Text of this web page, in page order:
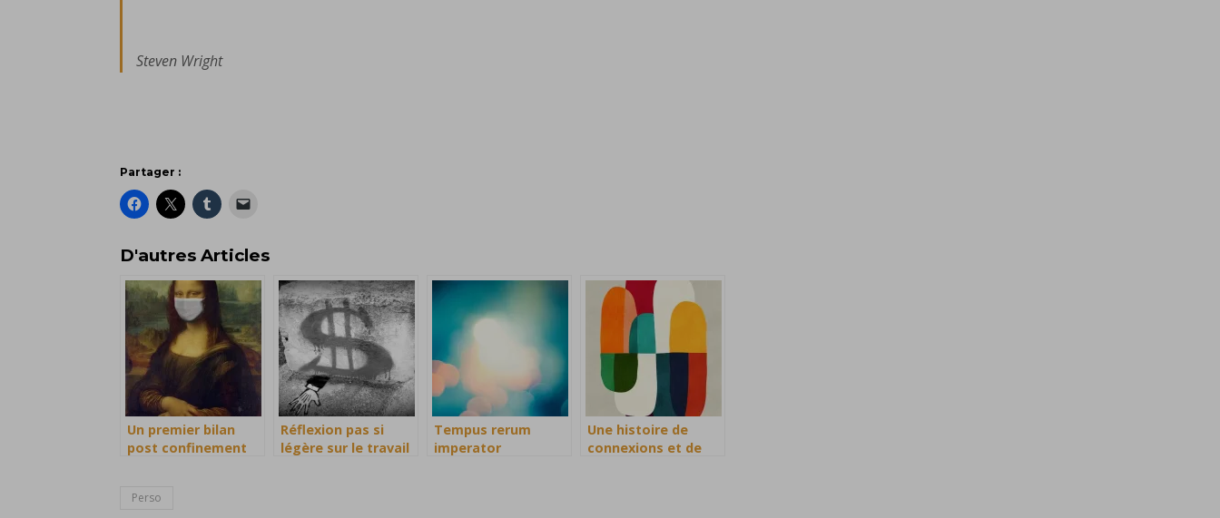
Steven Wright
Partager :
D'autres Articles
Un premier bilan
post confinement
Réflexion pas si
légère sur le travail
Tempus rerum
imperator
Une histoire de
connexions et de
Perso